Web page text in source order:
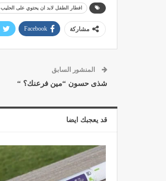
افطار الطفل لابد ان يحتوي على الحليب
مشاركة Facebook
المنشور السابق
شذى حسون “مين فرعنك؟ “
قد يعجبك ايضا